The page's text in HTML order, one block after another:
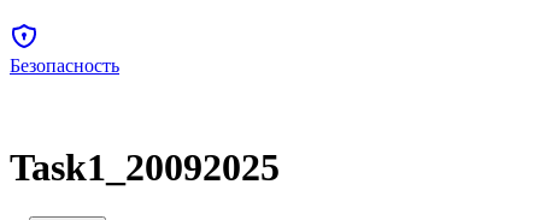
Безопасность
Task1_20092025